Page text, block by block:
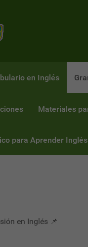
en Inglés
Materiales
para Aprender
en Inglés 📌